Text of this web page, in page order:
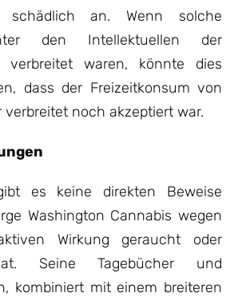
schädlich an. Wenn solche
den Intellektuellen der
verbreitet waren, könnte dies
dass der Freizeitkonsum von
verbreitet noch akzeptiert war.
es keine direkten Beweise
Washington Cannabis wegen
Wirkung geraucht oder
Seine Tagebücher und
kombiniert mit einem breiteren